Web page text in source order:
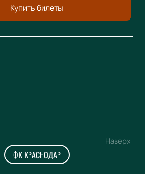
Купить билеты
Наверх
ФК КРАСНОДАР